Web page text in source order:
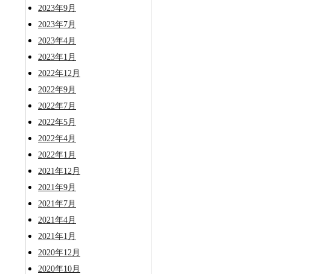
2023年9月
2023年7月
2023年4月
2023年1月
2022年12月
2022年9月
2022年7月
2022年5月
2022年4月
2022年1月
2021年12月
2021年9月
2021年7月
2021年4月
2021年1月
2020年12月
2020年10月